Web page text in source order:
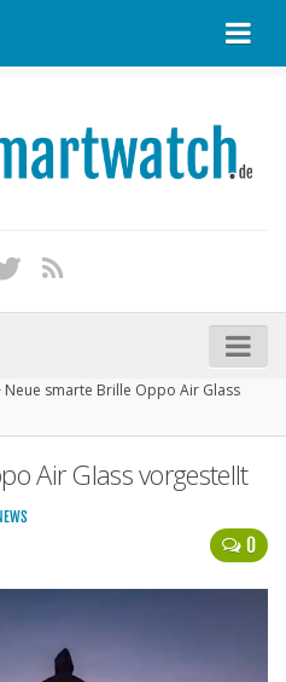
Neue smarte Brille Oppo Air Glass
Air Glass vorgestellt
0